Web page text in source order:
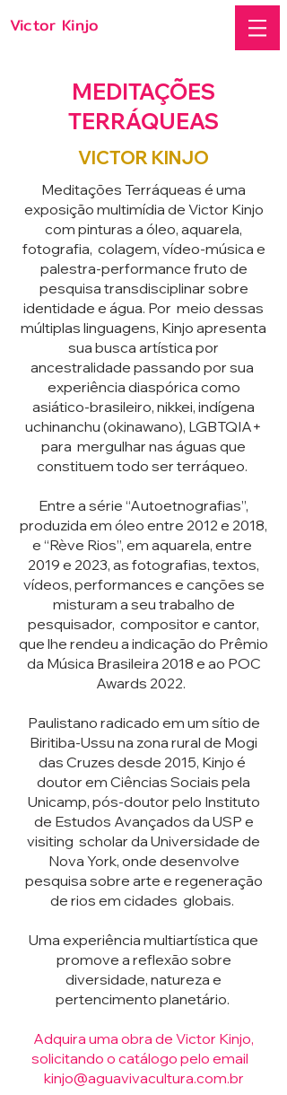
Victor Kinjo
MEDITAÇÕES
TERRÁQUEAS
VICTOR KINJO
Meditações Terráqueas é uma
exposição multimídia de Victor Kinjo
com pinturas a óleo, aquarela,
fotografia, colagem, vídeo-música e
palestra-performance fruto de
pesquisa transdisciplinar sobre
identidade e água. Por meio dessas
múltiplas linguagens, Kinjo apresenta
sua busca artística por
ancestralidade passando por sua
experiência diaspórica como
asiático-brasileiro, nikkei, indígena
uchinanchu (okinawano), LGBTQIA+
para mergulhar nas águas que
constituem todo ser terráqueo.
Entre a série “Autoetnografias”,
produzida em óleo entre 2012 e 2018,
e “Rève Rios”, em aquarela, entre
2019 e 2023, as fotografias, textos,
vídeos, performances e canções se
misturam a seu trabalho de
pesquisador, compositor e cantor,
que lhe rendeu a indicação do Prêmio
da Música Brasileira 2018 e ao POC
Awards 2022.
Paulistano radicado em um sítio de
Biritiba-Ussu na zona rural de Mogi
das Cruzes desde 2015, Kinjo é
doutor em Ciências Sociais pela
Unicamp, pós-doutor pelo Instituto
de Estudos Avançados da USP e
visiting scholar da Universidade de
Nova York, onde desenvolve
pesquisa sobre arte e regeneração
de rios em cidades globais.
Uma experiência multiartística que
promove a reflexão sobre
diversidade, natureza e
pertencimento planetário.
Adquira uma obra de Victor Kinjo,
solicitando o catálogo pelo email
kinjo@aguavivacultura.com.br